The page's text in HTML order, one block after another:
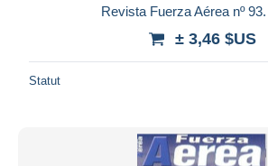
Revista Fuerza Aérea nº
± 3,46 $US
Statut